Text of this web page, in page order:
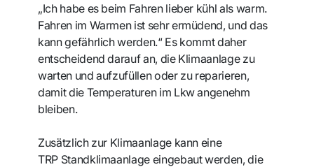
„Ich habe es beim Fahren lieber kühl als warm.
Fahren im Warmen ist sehr ermüdend, und das
kann gefährlich werden.“ Es kommt daher
entscheidend darauf an, die Klimaanlage zu
warten und aufzufüllen oder zu reparieren,
damit die Temperaturen im Lkw angenehm
bleiben.
Zusätzlich zur Klimaanlage kann eine
TRP Standklimaanlage eingebaut werden, die